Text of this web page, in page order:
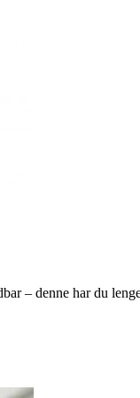
– denne har du